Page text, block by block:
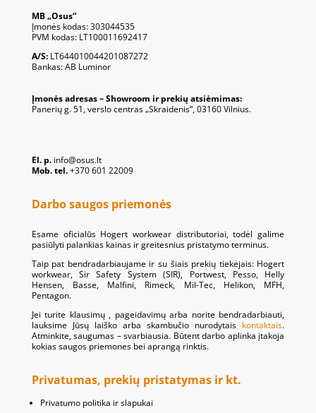
MB „Osus“
Įmonės kodas: 303044535
PVM kodas: LT100011692417
A/S:LT644010044201087272
Bankas: AB Luminor
Įmonės adresas – Showroom ir prekių atsiėmimas:
Panerių g. 51, verslo centras „Skraidenis“, 03160 Vilnius.
El. p.info@osus.lt
Mob. tel.+370 601 22009
Darbo saugos priemonės
Esame oficialūs Hogert workwear distributoriai, todėl galime
pasiūlyti palankias kainas ir greitesnius pristatymo terminus.
Taip pat bendradarbiaujame ir su šiais prekių tiekėjais: Hogert
workwear, Sir Safety System (SIR), Portwest, Pesso, Helly
Hensen, Basse, Malfini, Rimeck, Mil-Tec, Helikon, MFH,
Pentagon.
Jei turite klausimų , pageidavimų arba norite bendradarbiauti,
lauksime Jūsų laiško arba skambučio nurodytais kontaktais.
Atminkite, saugumas – svarbiausia. Būtent darbo aplinka įtakoja
kokias saugos priemones bei aprangą rinktis.
Privatumas, prekių pristatymas ir kt.
Privatumo politika ir slapukai